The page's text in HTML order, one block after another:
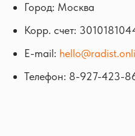
Город: Москва
Корр. счет:
E-mail:
Телефон: 8-927-423-